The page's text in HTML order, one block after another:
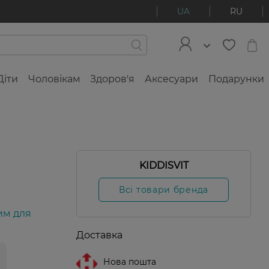
UA RU
Чоловікам Здоров'я Аксесуари Подарунки
для
KIDDISVIT
Всі товари бренда
Доставка
Нова пошта